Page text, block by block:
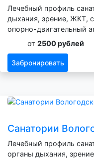
Лечебный профиль
дыхания, зрение, ЖКТ,
опорно-двигательный
от 2500 рублей
Забронировать
Санатории
Лечебный профиль
органы дыхания,